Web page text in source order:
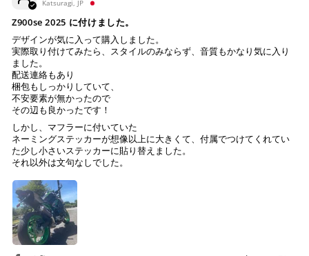
いつもの楽天IDとパスワードを使ってスムーズなお支払
いが可能です。
楽天ポイントが貯まる・使える！「簡単」「あんしん」
「お得」な楽天ペイをご利用ください。
※ 楽天ポイントが貯まるのは楽天カード・楽天ポイン
ト・楽天ペイ残高でのお支払いに限ります。
Visa、Mastercard、JCBのみです。
キャッシュレス決済
配送送料について
１回のご注文で商品代金合計が¥11,000(税込）以上の場合
は、送料が無料となります。
※通常送料は¥770(税込)です。
配送会社について
ヤマト運輸になります。 配送会社の指定はできかねます。
Katsuragi, JP
Z900se 2025 に付けました。
デザインが気に入って購入しました。
実際取り付けてみたら、スタイルのみならず、音質もかなり気に入り
ました。
配送連絡もあり
梱包もしっかりしていて、
不安要素が無かったので
その辺も良かったです！
しかし、マフラーに付いていた
ネーミングステッカーが想像以上に大きくて、付属でつけてくれてい
た少し小さいステッカーに貼り替えました。
それ以外は文句なしでした。